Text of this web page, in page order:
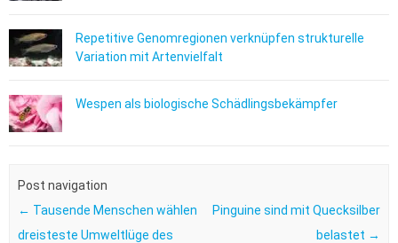
Repetitive Genomregionen verknüpfen strukturelle
Variation mit Artenvielfalt
Wespen als biologische Schädlingsbekämpfer
Post navigation
← Tausende Menschen wählen
dreisteste Umweltlüge des
Pinguine sind mit Quecksilber
belastet →